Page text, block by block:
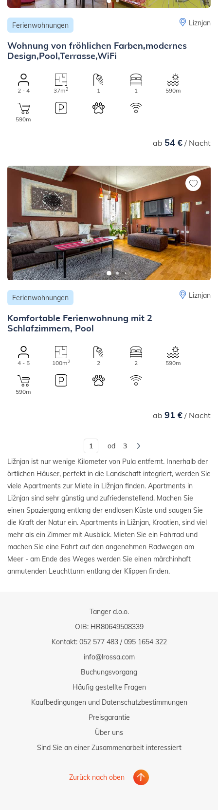
Ferienwohnungen Liznjan
Wohnung von fröhlichen Farben,modernes
Design,Pool,Terrasse,WiFi
2 - 4 37m2 1 1 590m
590m
ab 54 €/ Nacht
Ferienwohnungen Liznjan
Komfortable Ferienwohnung mit 2
Schlafzimmern, Pool
4 - 5 100m2 2 2 590m
590m
ab 91 €/ Nacht
od 3
Ližnjan ist nur wenige Kilometer von Pula entfernt. Innerhalb der
örtlichen Häuser, perfekt in die Landschaft integriert, werden Sie
viele Apartments zur Miete in Ližnjan finden. Apartments in
Ližnjan sind sehr günstig und zufriedenstellend. Machen Sie
einen Spaziergang entlang der endlosen Küste und saugen Sie
die Kraft der Natur ein. Apartments in Ližnjan, Kroatien, sind viel
mehr als ein Zimmer mit Ausblick. Mieten Sie ein Fahrrad und
machen Sie eine Fahrt auf den angenehmen Radwegen am
Meer - am Ende des Weges werden Sie einen märchinhaft
anmutenden Leuchtturm entlang der Klippen finden.
Tanger d.o.o.
OIB: HR80649508339
Kontakt: 052 577 483/095 1654 322
info@lrossa.com
Buchungsvorgang
Häufig gestellte Fragen
Kaufbedingungen und Datenschutzbestimmungen
Preisgarantie
Über uns
Sind Sie an einer Zusammenarbeit interessiert
Zurück nach oben